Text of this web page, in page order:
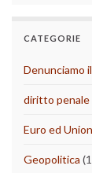
CATEGORIE
Denunciamo
diritto penale
Euro ed
Geopolitica